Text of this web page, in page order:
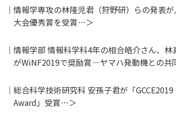
情報学専攻の林隆児君（狩野研）らの発表
大会優秀賞を受賞
情報学部 情報科学科4年の相合皓介さん、
がWiNF2019で奨励賞―ヤマハ発動機との共
総合科学技術研究科 安孫子君が「
Award」受賞